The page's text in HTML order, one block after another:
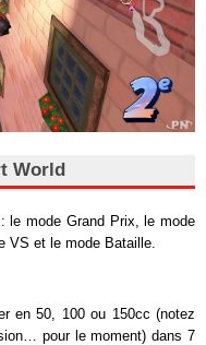
World
le mode Grand Prix, le mode
VS et le mode Bataille.
en 50, 100 ou 150cc (notez
pour le moment) dans 7